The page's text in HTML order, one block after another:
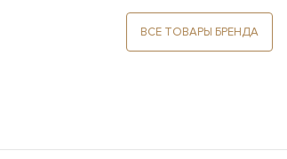
ВСЕ ТОВАРЫ БРЕНДА